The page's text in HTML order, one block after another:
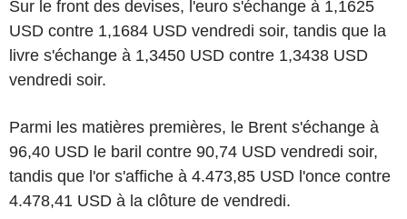
Sur le front des devises, l'euro s'échange à 1,1625
USD contre 1,1684 USD vendredi soir, tandis que la
livre s'échange à 1,3450 USD contre 1,3438 USD
vendredi soir.
Parmi les matières premières, le Brent s'échange à
96,40 USD le baril contre 90,74 USD vendredi soir,
tandis que l'or s'affiche à 4.473,85 USD l'once contre
4.478,41 USD à la clôture de vendredi.